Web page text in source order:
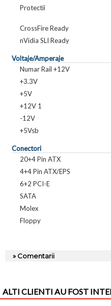
Protectii
CrossFire Ready
nVidia SLI Ready
Voltaje/Amperaje
Numar Rail +12V
+3.3V
+5V
+12V 1
-12V
+5Vsb
Conectori
20+4 Pin ATX
4+4 Pin ATX/EPS
6+2 PCI-E
SATA
Molex
Floppy
» Comentarii
ALTI CLIENTI AU FOST